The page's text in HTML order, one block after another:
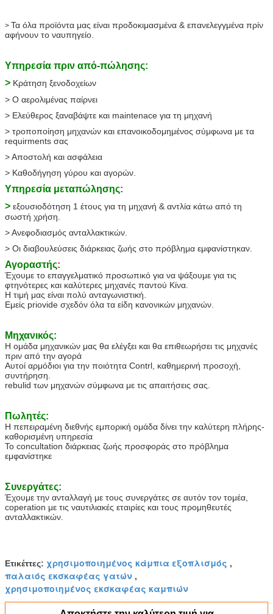
> Τα όλα προϊόντα μας είναι προδοκιμασμένα & επανελεγγμένα πρίν
αφήνουν το ναυπηγείο.
Υπηρεσία πριν από-πώλησης:
> Κράτηση ξενοδοχείων
> Ο αερολιμένας παίρνει
> Ελεύθερος ξαναβάψτε και maintenace για τη μηχανή
> τροποποίηση μηχανών και επανοικοδομημένος σύμφωνα με τα
requirments σας
> Αποστολή και ασφάλεια
> Καθοδήγηση γύρου και αγορών.
Υπηρεσία μεταπώλησης:
> εξουσιοδότηση 1 έτους για τη μηχανή & αντλία κάτω από τη
σωστή χρήση.
> Ανεφοδιασμός ανταλλακτικών.
> Οι διαβουλεύσεις διάρκειας ζωής στο πρόβλημα εμφανίστηκαν.
Αγοραστής:
Έχουμε το επαγγελματικό προσωπικό για να ψάξουμε για τις
φτηνότερες και καλύτερες μηχανές παντού Κίνα.
Η τιμή μας είναι πολύ ανταγωνιστική.
Εμείς priovide σχεδόν όλα τα είδη κανονικών μηχανών.
Μηχανικός:
Η ομάδα μηχανικών μας θα ελέγξει και θα επιθεωρήσει τις μηχανές
πριν από την αγορά
Αυτοί αρμόδιοι για την ποιότητα Contrl, καθημερινή προσοχή,
συντήρηση.
rebulid των μηχανών σύμφωνα με τις απαιτήσεις σας.
Πωλητές:
Η πεπειραμένη διεθνής εμπορική ομάδα δίνει την καλύτερη πλήρης-
καθορισμένη υπηρεσία
Το concultation διάρκειας ζωής προσφοράς στο πρόβλημα
εμφανίστηκε
Συνεργάτες:
Έχουμε την ανταλλαγή με τους συνεργάτες σε αυτόν τον τομέα,
coperation με τις ναυτιλιακές εταιρίες και τους προμηθευτές
ανταλλακτικών.
Ετικέττες: χρησιμοποιημένος κάμπια εξοπλισμός ,
παλαιός εκσκαφέας γατών ,
χρησιμοποιημένος εκσκαφέας καμπιών